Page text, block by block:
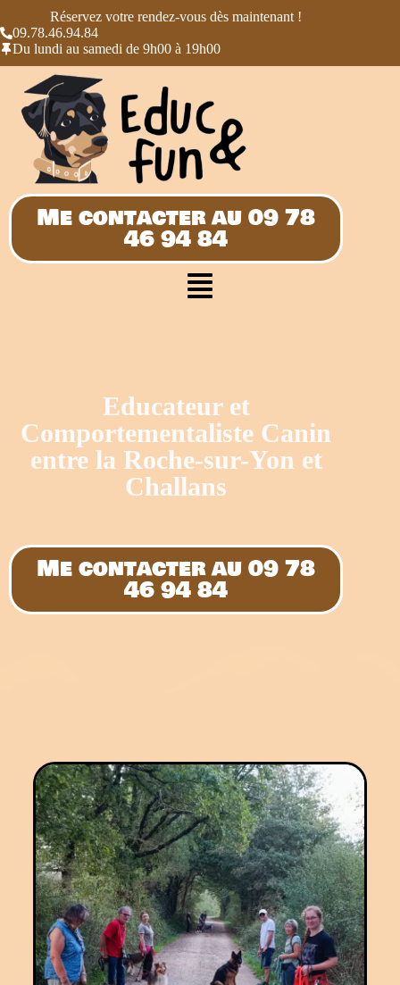
Réservez votre rendez-vous dès maintenant !
09.78.46.94.84
Du lundi au samedi de 9h00 à 19h00
Me contacter au 09 78
46 94 84
Educateur et
Comportementaliste Canin
entre la Roche-sur-Yon et
Challans
Me contacter au 09 78
46 94 84